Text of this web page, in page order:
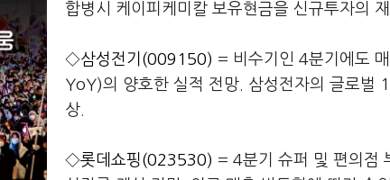
합병시 케이피케미칼 보유현금을 신규투자의
◇삼성전기(009150) = 비수기인 4분기에도
YoY)의 양호한 실적 전망. 삼성전자의 글로벌
상.
◇롯데쇼핑(023530) = 4분기 슈퍼 및 편의점